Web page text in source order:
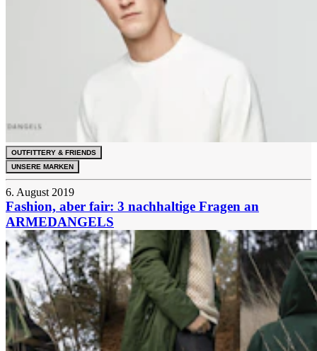
OUTFITTERY & FRIENDS
UNSERE MARKEN
6. August 2019
Fashion, aber fair: 3 nachhaltige Fragen an
ARMEDANGELS